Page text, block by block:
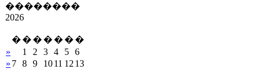
��������
2026
� � � � � � �
»
1 2 3 4 5 6
» 7 8 9 1011 12 13